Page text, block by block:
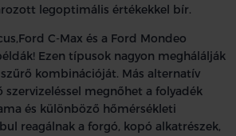
legoptimális értékekkel bír.
C-Max és a Ford Mondeo
Ezen típusok nagyon meghálálják
kombinációját. Más alternatív
megnőhet a folyadék
és különböző hőmérsékleti
reagálnak a forgó, kopó alkatrészek,